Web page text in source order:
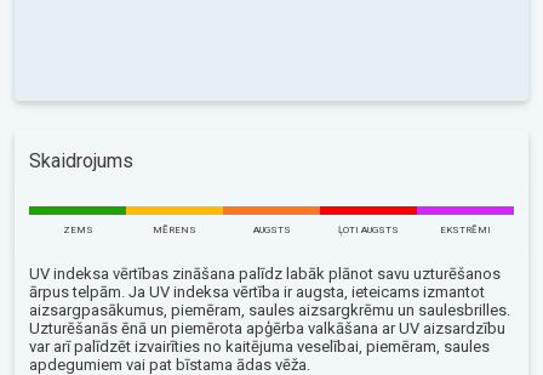
Skaidrojums
ZEMS MĒRENS AUGSTS ĻOTI AUGSTS EKSTRĒMI
UV indeksa vērtības zināšana palīdz labāk plānot savu uzturēšanos
ārpus telpām. Ja UV indeksa vērtība ir augsta, ieteicams izmantot
aizsargpasākumus, piemēram, saules aizsargkrēmu un saulesbrilles.
Uzturēšanās ēnā un piemērota apģērba valkāšana ar UV aizsardzību
var arī palīdzēt izvairīties no kaitējuma veselībai, piemēram, saules
apdegumiem vai pat bīstama ādas vēža.